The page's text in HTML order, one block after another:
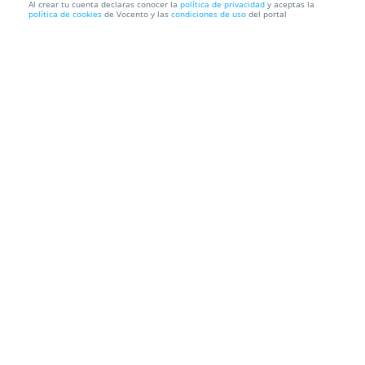
Entradas FSO Clasictacular
Al crear tu cuenta declaras conocer la política de privacidad y aceptas la
política de cookies de Vocento y las condiciones de uso del portal